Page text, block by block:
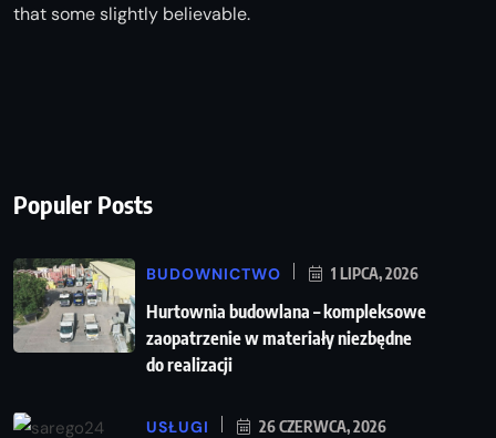
that some slightly believable.
Populer Posts
BUDOWNICTWO 1 LIPCA, 2026
Hurtownia budowlana – kompleksowe
zaopatrzenie w materiały niezbędne
do realizacji
USŁUGI 26 CZERWCA, 2026